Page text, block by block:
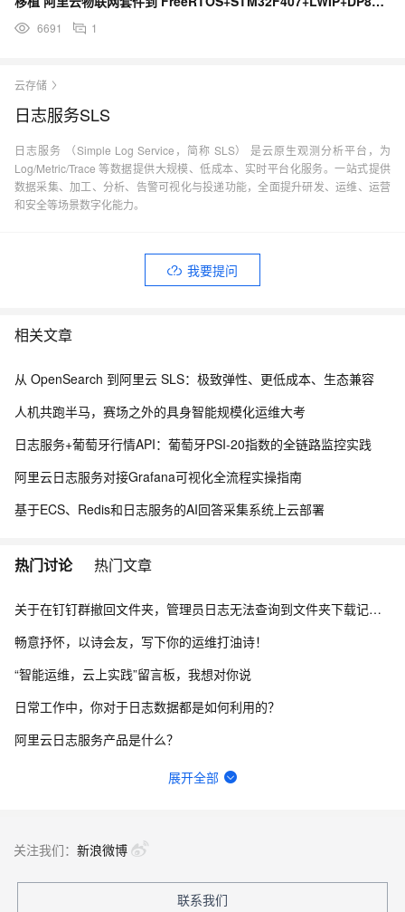
6691 1
云存储
日志服务SLS
日志服务 （Simple Log Service，简称 SLS） 是云原生观测分析平台，为
Log/Metric/Trace 等数据提供大规模、低成本、实时平台化服务。一站式提供
数据采集、加工、分析、告警可视化与投递功能，全面提升研发、运维、运营
和安全等场景数字化能力。
我要提问
相关文章
从 OpenSearch 到阿里云 SLS：极致弹性、更低成本、生态兼容
人机共跑半马，赛场之外的具身智能规模化运维大考
日志服务+葡萄牙行情API：葡萄牙PSI-20指数的全链路监控实践
阿里云日志服务对接Grafana可视化全流程实操指南
基于ECS、Redis和日志服务的AI回答采集系统上云部署
热门讨论 热门文章
关于在钉钉群撤回文件夹，管理员日志无法查询到文件夹下载记录的问题。
畅意抒怀，以诗会友，写下你的运维打油诗！
“智能运维，云上实践”留言板，我想对你说
日常工作中，你对于日志数据都是如何利用的？
阿里云日志服务产品是什么？
loogngcollector容器日志采集疑似丢失
堡垒机归档到SLS有几种存储方案？
展开全部
关注我们： 新浪微博
联系我们